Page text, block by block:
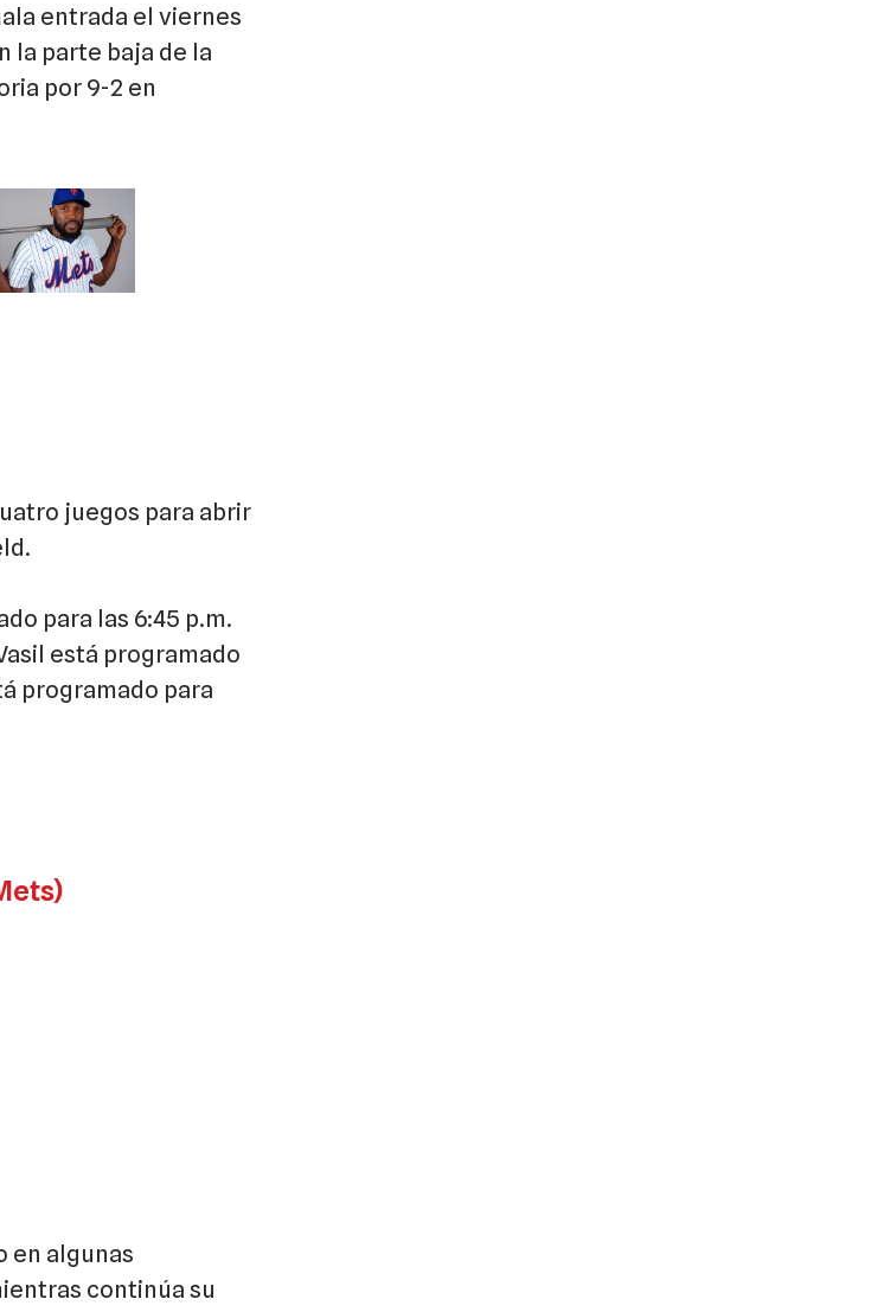
entrada el viernes
la parte baja de la
por 9-2 en
juegos para abrir
para las 6:45 p.m.
está programado
programado para
en algunas
continúa su